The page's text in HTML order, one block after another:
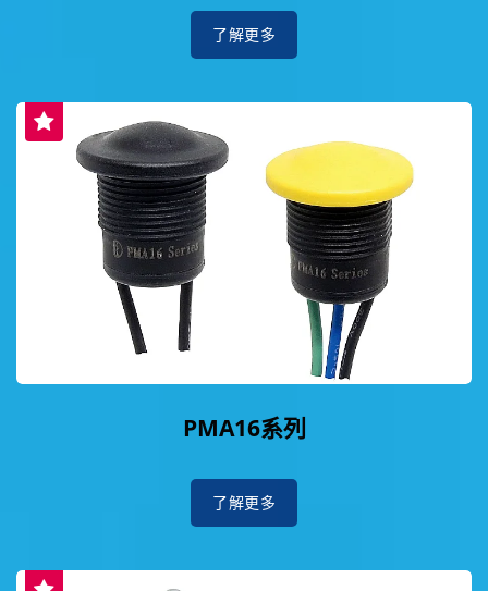
了解更多
PMA16系列
了解更多